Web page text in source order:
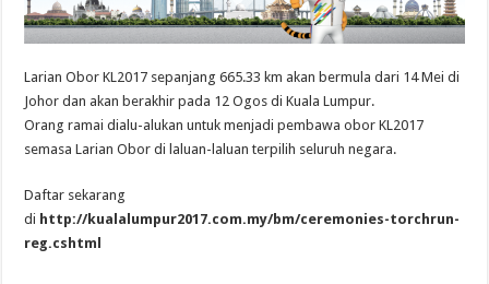
Larian Obor KL2017 sepanjang 665.33 km akan bermula dari 14 Mei di
Johor dan akan berakhir pada 12 Ogos di Kuala Lumpur.
Orang ramai dialu-alukan untuk menjadi pembawa obor KL2017
semasa Larian Obor di laluan-laluan terpilih seluruh negara.
Daftar sekarang
di http://kualalumpur2017.com.my/bm/ceremonies-torchrun-
reg.cshtml